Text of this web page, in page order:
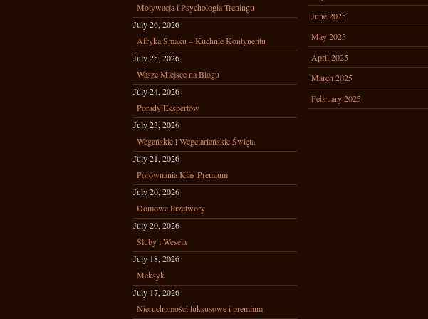
Motywacja i Psychologia Treningu
July 26, 2026
Afryka Smaku – Kuchnie Kontynentu
July 25, 2026
Wasze Miejsce na Blogu
July 24, 2026
Porady Ekspertów
July 23, 2026
Wegańskie i Wegetariańskie Święta
July 21, 2026
Porównania Klas Premium
July 20, 2026
Domowe Przetwory
July 20, 2026
Śluby i Wesela
July 18, 2026
Meksyk
July 17, 2026
Nieruchomości luksusowe i premium
June 2025
May 2025
April 2025
March 2025
February 2025